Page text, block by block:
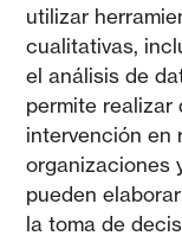
utilizar
cualitativas,
el análisis de
permite realizar
intervención en
organizaciones
pueden
la toma de